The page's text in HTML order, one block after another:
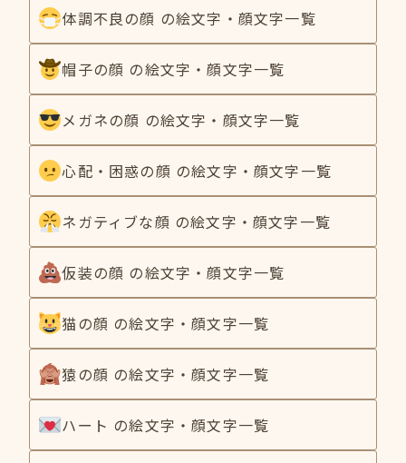
体調不良の顔 の絵文字・顔文字一覧
帽子の顔 の絵文字・顔文字一覧
メガネの顔 の絵文字・顔文字一覧
心配・困惑の顔 の絵文字・顔文字一覧
ネガティブな顔 の絵文字・顔文字一覧
仮装の顔 の絵文字・顔文字一覧
猫の顔 の絵文字・顔文字一覧
猿の顔 の絵文字・顔文字一覧
ハート の絵文字・顔文字一覧